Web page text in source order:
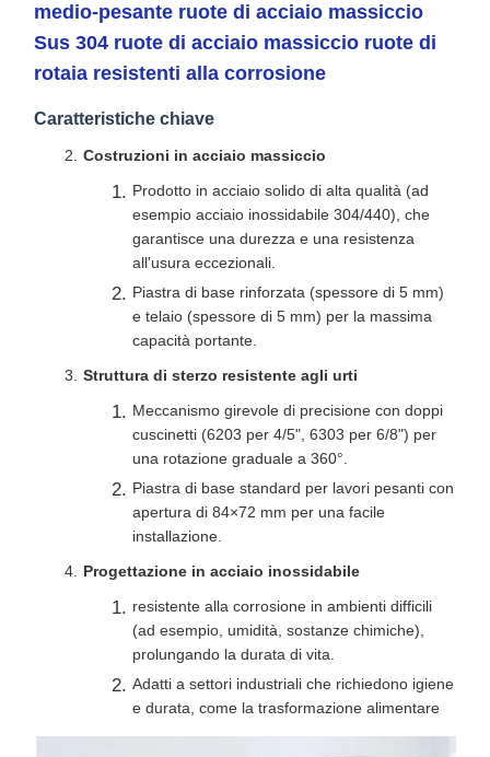
medio-pesante ruote di acciaio massiccio
Sus 304 ruote di acciaio massiccio ruote di
rotaia resistenti alla corrosione
Caratteristiche chiave
Costruzioni in acciaio massiccio
Prodotto in acciaio solido di alta qualità (ad
esempio acciaio inossidabile 304/440), che
garantisce una durezza e una resistenza
all'usura eccezionali.
Piastra di base rinforzata (spessore di 5 mm)
e telaio (spessore di 5 mm) per la massima
capacità portante.
Struttura di sterzo resistente agli urti
Meccanismo girevole di precisione con doppi
cuscinetti (6203 per 4/5", 6303 per 6/8") per
una rotazione graduale a 360°.
Piastra di base standard per lavori pesanti con
apertura di 84×72 mm per una facile
installazione.
Progettazione in acciaio inossidabile
resistente alla corrosione in ambienti difficili
(ad esempio, umidità, sostanze chimiche),
prolungando la durata di vita.
Adatti a settori industriali che richiedono igiene
e durata, come la trasformazione alimentare